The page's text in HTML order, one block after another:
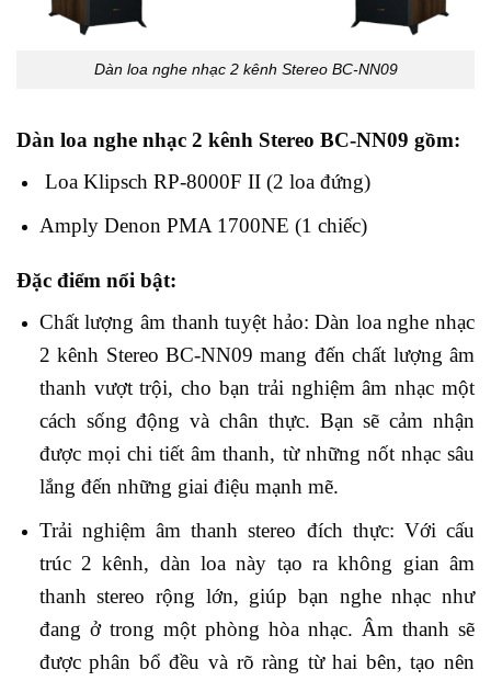
Dàn loa nghe nhạc 2 kênh Stereo BC-NN09
Dàn loa nghe nhạc 2 kênh Stereo BC-NN09 gồm:
Loa Klipsch RP-8000F II (2 loa đứng)
Amply Denon PMA 1700NE (1 chiếc)
Đặc điểm nổi bật:
Chất lượng âm thanh tuyệt hảo: Dàn loa nghe nhạc
2 kênh Stereo BC-NN09 mang đến chất lượng âm
thanh vượt trội, cho bạn trải nghiệm âm nhạc một
cách sống động và chân thực. Bạn sẽ cảm nhận
được mọi chi tiết âm thanh, từ những nốt nhạc sâu
lắng đến những giai điệu mạnh mẽ.
Trải nghiệm âm thanh stereo đích thực: Với cấu
trúc 2 kênh, dàn loa này tạo ra không gian âm
thanh stereo rộng lớn, giúp bạn nghe nhạc như
đang ở trong một phòng hòa nhạc. Âm thanh sẽ
được phân bổ đều và rõ ràng từ hai bên, tạo nên